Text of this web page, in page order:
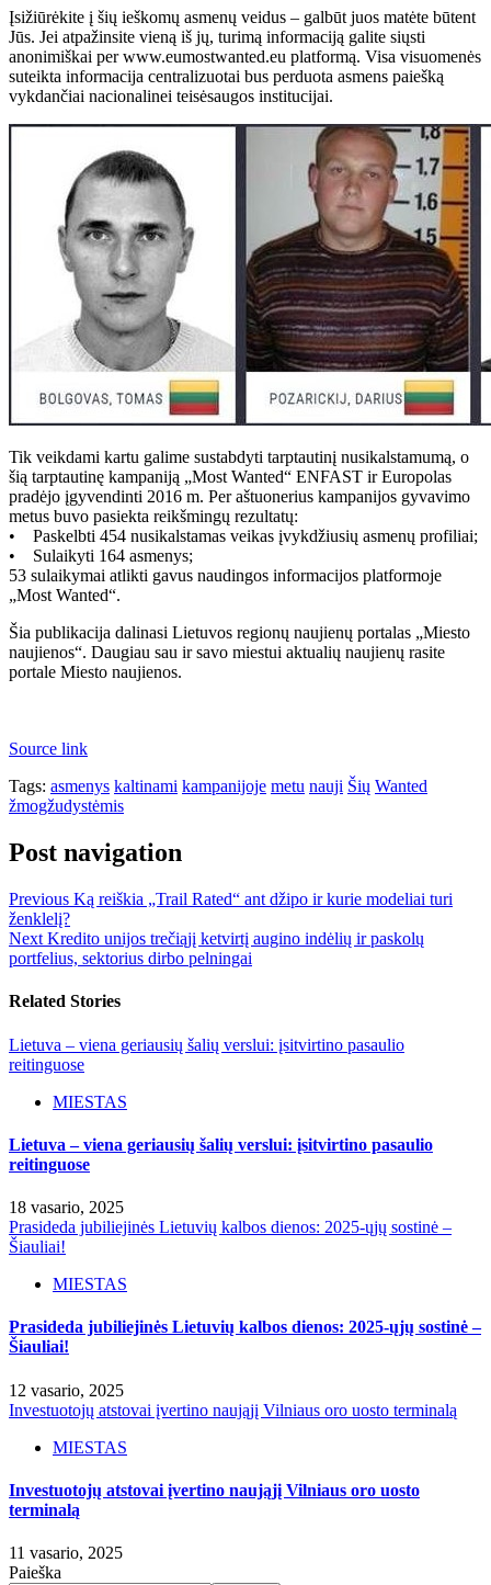
Įsižiūrėkite į šių ieškomų asmenų veidus – galbūt juos matėte būtent
Jūs. Jei atpažinsite vieną iš jų, turimą informaciją galite siųsti
anonimiškai per www.eumostwanted.eu platformą. Visa visuomenės
suteikta informacija centralizuotai bus perduota asmens paiešką
vykdančiai nacionalinei teisėsaugos institucijai.
Tik veikdami kartu galime sustabdyti tarptautinį nusikalstamumą, o
šią tarptautinę kampaniją „Most Wanted“ ENFAST ir Europolas
pradėjo įgyvendinti 2016 m. Per aštuonerius kampanijos gyvavimo
metus buvo pasiekta reikšmingų rezultatų:
• Paskelbti 454 nusikalstamas veikas įvykdžiusių asmenų profiliai;
• Sulaikyti 164 asmenys;
53 sulaikymai atlikti gavus naudingos informacijos platformoje
„Most Wanted“.
Šia publikacija dalinasi Lietuvos regionų naujienų portalas „Miesto
naujienos“. Daugiau sau ir savo miestui aktualių naujienų rasite
portale Miesto naujienos.
Source link
Tags: asmenys kaltinami kampanijoje metu nauji Šių Wanted
žmogžudystėmis
Post navigation
Previous Ką reiškia „Trail Rated“ ant džipo ir kurie modeliai turi
ženklelį?
Next Kredito unijos trečiąjį ketvirtį augino indėlių ir paskolų
portfelius, sektorius dirbo pelningai
Related Stories
Lietuva – viena geriausių šalių verslui: įsitvirtino pasaulio
reitinguose
MIESTAS
Lietuva – viena geriausių šalių verslui: įsitvirtino pasaulio
reitinguose
18 vasario, 2025
Prasideda jubiliejinės Lietuvių kalbos dienos: 2025-ųjų sostinė –
Šiauliai!
MIESTAS
Prasideda jubiliejinės Lietuvių kalbos dienos: 2025-ųjų sostinė –
Šiauliai!
12 vasario, 2025
Investuotojų atstovai įvertino naująjį Vilniaus oro uosto terminalą
MIESTAS
Investuotojų atstovai įvertino naująjį Vilniaus oro uosto
terminalą
11 vasario, 2025
Paieška